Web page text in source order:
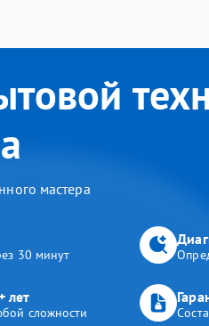
мастера
30 минут
лет
сложности